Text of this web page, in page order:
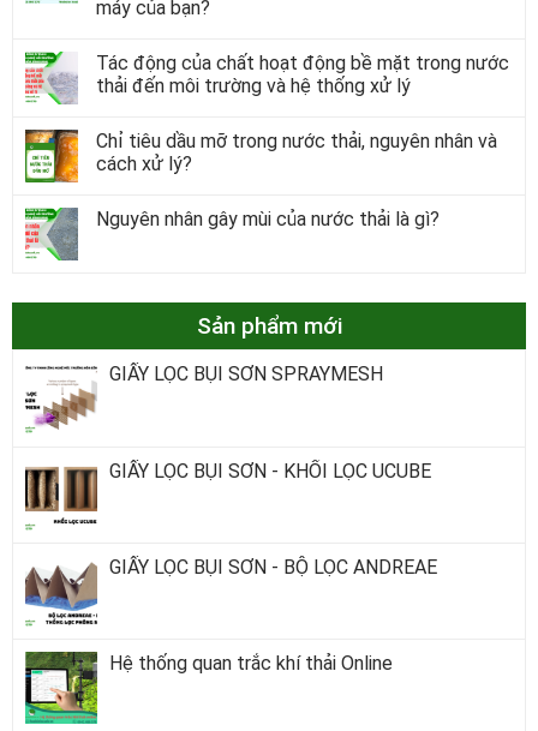
máy của bạn?
Tác động của chất hoạt động bề mặt trong nước
thải đến môi trường và hệ thống xử lý
Chỉ tiêu dầu mỡ trong nước thải, nguyên nhân và
cách xử lý?
Nguyên nhân gây mùi của nước thải là gì?
Sản phẩm mới
GIẤY LỌC BỤI SƠN SPRAYMESH
GIẤY LỌC BỤI SƠN - KHỐI LỌC UCUBE
GIẤY LỌC BỤI SƠN - BỘ LỌC ANDREAE
Hệ thống quan trắc khí thải Online